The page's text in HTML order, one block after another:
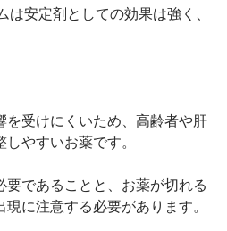
安定剤としての効果は強く、
を受けにくいため、高齢者や肝
やすいお薬です。
要であることと、お薬が切れる
に注意する必要があります。